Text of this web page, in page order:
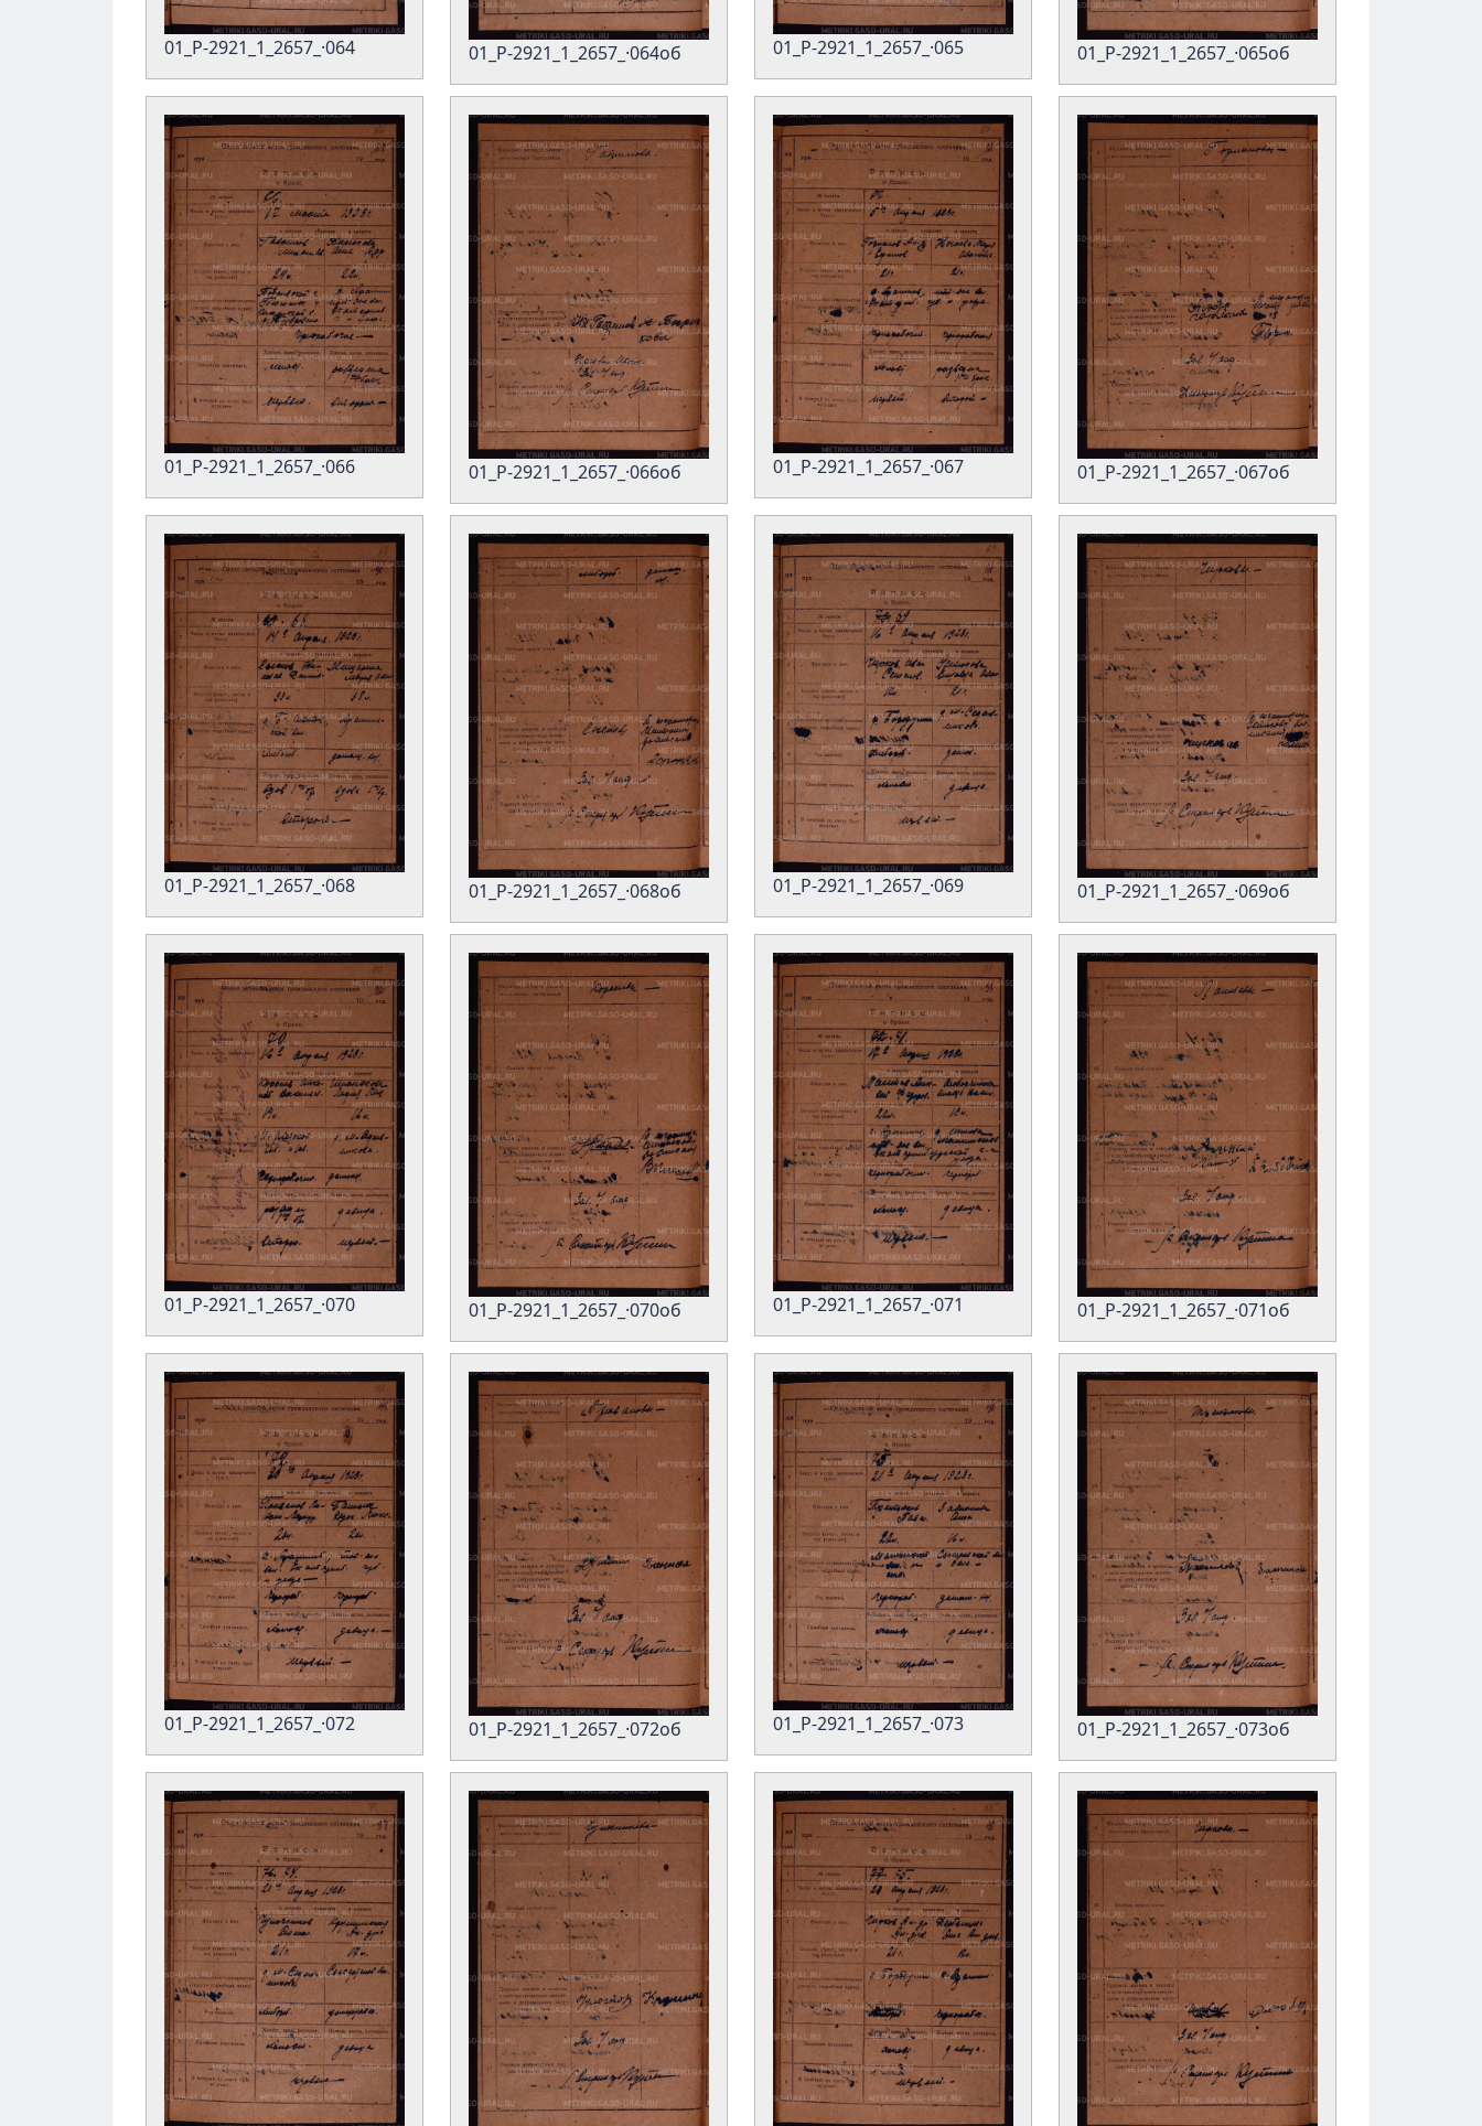
01_Р-2921_1_2657_·064 01_Р-2921_1_2657_·064об 01_Р-2921_1_2657_·065 01_Р-2921_1_2657_·065об
01_Р-2921_1_2657_·066 01_Р-2921_1_2657_·066об 01_Р-2921_1_2657_·067 01_Р-2921_1_2657_·067об
01_Р-2921_1_2657_·068 01_Р-2921_1_2657_·068об 01_Р-2921_1_2657_·069 01_Р-2921_1_2657_·069об
01_Р-2921_1_2657_·070 01_Р-2921_1_2657_·070об 01_Р-2921_1_2657_·071 01_Р-2921_1_2657_·071об
01_Р-2921_1_2657_·072 01_Р-2921_1_2657_·072об 01_Р-2921_1_2657_·073 01_Р-2921_1_2657_·073об